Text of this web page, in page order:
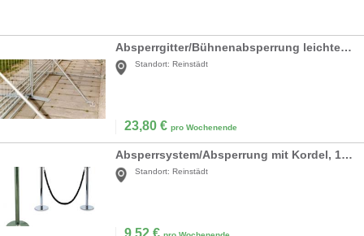
Absperrgitter/Bühnenabsperrung leichter Ausführung
Standort: Reinstädt
23,80 € pro Wochenende
Absperrsystem/Absperrung mit Kordel, 1 Pfosten
Standort: Reinstädt